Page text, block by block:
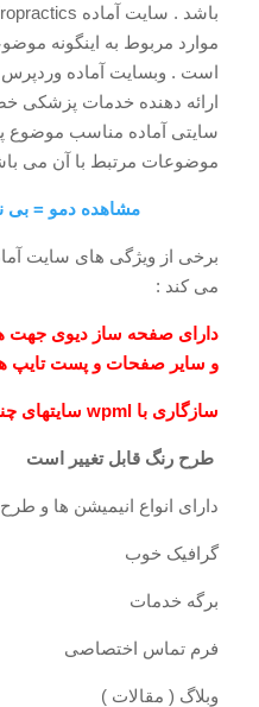
موارد مربوط به اینگونه
ارائه دهنده خدمات پزشکی
سایتی آماده مناسب موضوع
موضوعات مرتبط با آن می
مشاهده دمو = بی
می کند :
دارای صفحه ساز دیوی جهت
و سایر صفحات و پست تایپ
سازگاری با wpml سایتهای چند زبانه و چپ چین
طرح رنگ قابل تغییر است
دارای انواع انیمیشن ها و
گرافیک خوب
برگه خدمات
فرم تماس اختصاصی
وبلاگ ( مقالات )